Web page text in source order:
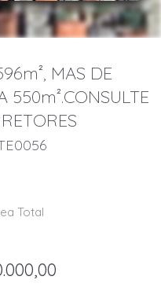
MAS DE
550m².CONSULTE
Total